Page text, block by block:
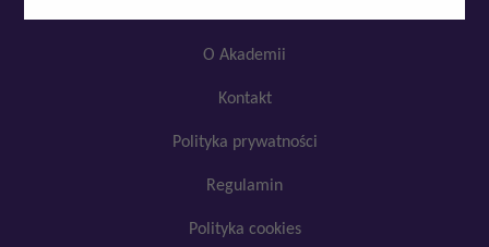
O Akademii
Kontakt
Polityka prywatności
Regulamin
Polityka cookies